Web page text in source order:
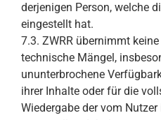
derjenigen Person, welche
eingestellt hat.
7.3. ZWRR übernimmt
technische Mängel,
ununterbrochene
ihrer Inhalte oder für die
Wiedergabe der vom